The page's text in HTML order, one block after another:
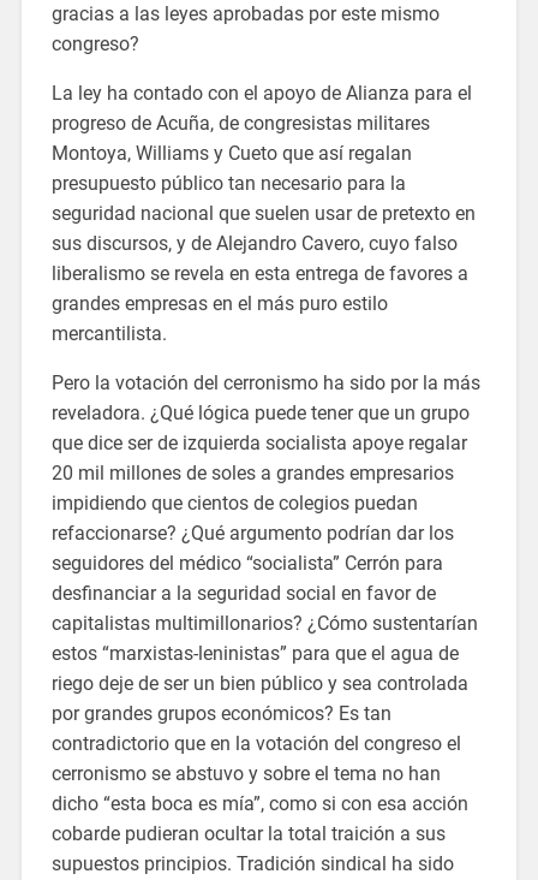
gracias a las leyes aprobadas por este mismo
congreso?
La ley ha contado con el apoyo de Alianza para el
progreso de Acuña, de congresistas militares
Montoya, Williams y Cueto que así regalan
presupuesto público tan necesario para la
seguridad nacional que suelen usar de pretexto en
sus discursos, y de Alejandro Cavero, cuyo falso
liberalismo se revela en esta entrega de favores a
grandes empresas en el más puro estilo
mercantilista.
Pero la votación del cerronismo ha sido por la más
reveladora. ¿Qué lógica puede tener que un grupo
que dice ser de izquierda socialista apoye regalar
20 mil millones de soles a grandes empresarios
impidiendo que cientos de colegios puedan
refaccionarse? ¿Qué argumento podrían dar los
seguidores del médico “socialista” Cerrón para
desfinanciar a la seguridad social en favor de
capitalistas multimillonarios? ¿Cómo sustentarían
estos “marxistas-leninistas” para que el agua de
riego deje de ser un bien público y sea controlada
por grandes grupos económicos? Es tan
contradictorio que en la votación del congreso el
cerronismo se abstuvo y sobre el tema no han
dicho “esta boca es mía”, como si con esa acción
cobarde pudieran ocultar la total traición a sus
supuestos principios. Tradición sindical ha sido